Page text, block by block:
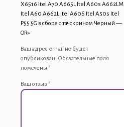
X6516 Itel A70 A665L Itel A60s A662LM
Itel A60 A662L Itel A60S Itel A50s Itel
P55 5G в сборе с тачскрином Черный —
OR»
Ваш адрес email не будет
опубликован. Обязательные поля
помечены *
Ваш отзыв *